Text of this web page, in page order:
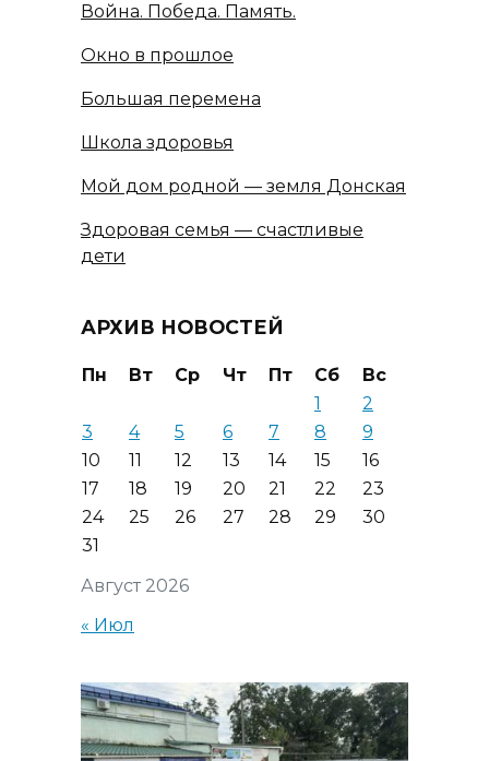
Война. Победа. Память.
Окно в прошлое
Большая перемена
Школа здоровья
Мой дом родной — земля Донская
Здоровая семья — счастливые
дети
АРХИВ НОВОСТЕЙ
Август 2026
Пн Вт Ср Чт Пт Сб
Вс
1
2
3
4 5 6 7 8
9
10
11 12 13 14 15
16
17
18 19 20 21 22
23
24
25 26 27 28 29
30
31
« Июл